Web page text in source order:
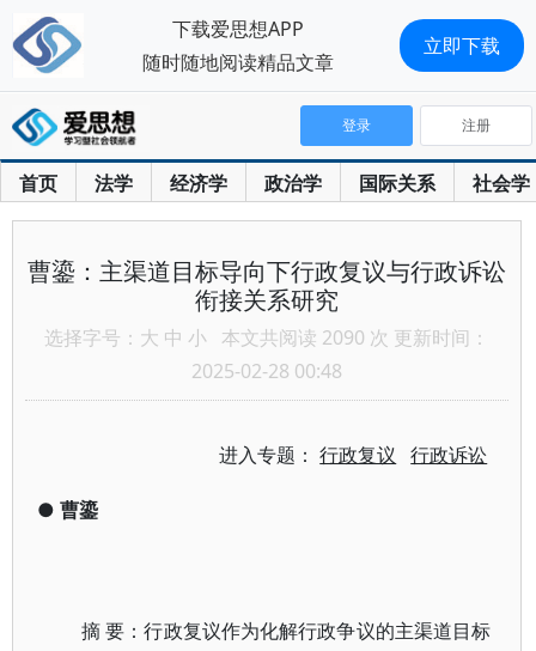
首页 法学 经济学 政治学 国际关系 社会学
登录 注册
曹鎏：主渠道目标导向下行政复议与行政诉讼
衔接关系研究
选择字号： 大 中 小 本文共阅读 2090 次 更新时间：
2025-02-28 00:48
进入专题：行政复议 行政诉讼
● 曹鎏
摘 要：行政复议作为化解行政争议的主渠道目标
下载爱思想APP
随时随地阅读精品文章
立即下载